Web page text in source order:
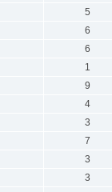
5
6
6
1
9
4
3
7
3
3